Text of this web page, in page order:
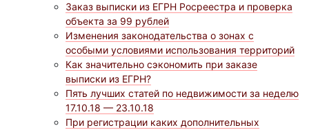
Заказ выписки из ЕГРН Росреестра и проверка
объекта за 99 рублей
Изменения законодательства о зонах с
особыми условиями использования территорий
Как значительно сэкономить при заказе
выписки из ЕГРН?
Пять лучших статей по недвижимости за неделю
17.10.18 — 23.10.18
При регистрации каких дополнительных